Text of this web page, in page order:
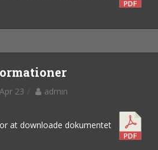
23 admin
at downloade dokumentet